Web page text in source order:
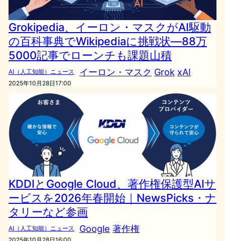
Grokipedia、イーロン・マスクがAI駆動
の百科事典でWikipediaに挑戦状―88万
5000記事でローンチも課題山積
AI（人工知能）ニュース イーロン・マスク Grok xAI
2025年10月28日17:00
KDDIとGoogle Cloud、著作権保護型AIサ
ービスを2026年春開始｜NewsPicks・ナ
タリーなど参画
AI（人工知能）ニュース Google 著作権